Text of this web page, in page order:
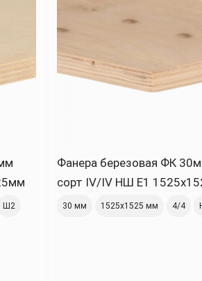
Ш2
Фанера березовая ФК
сорт IV/IV НШ Е1
30 мм 1525х1525 мм 4/4